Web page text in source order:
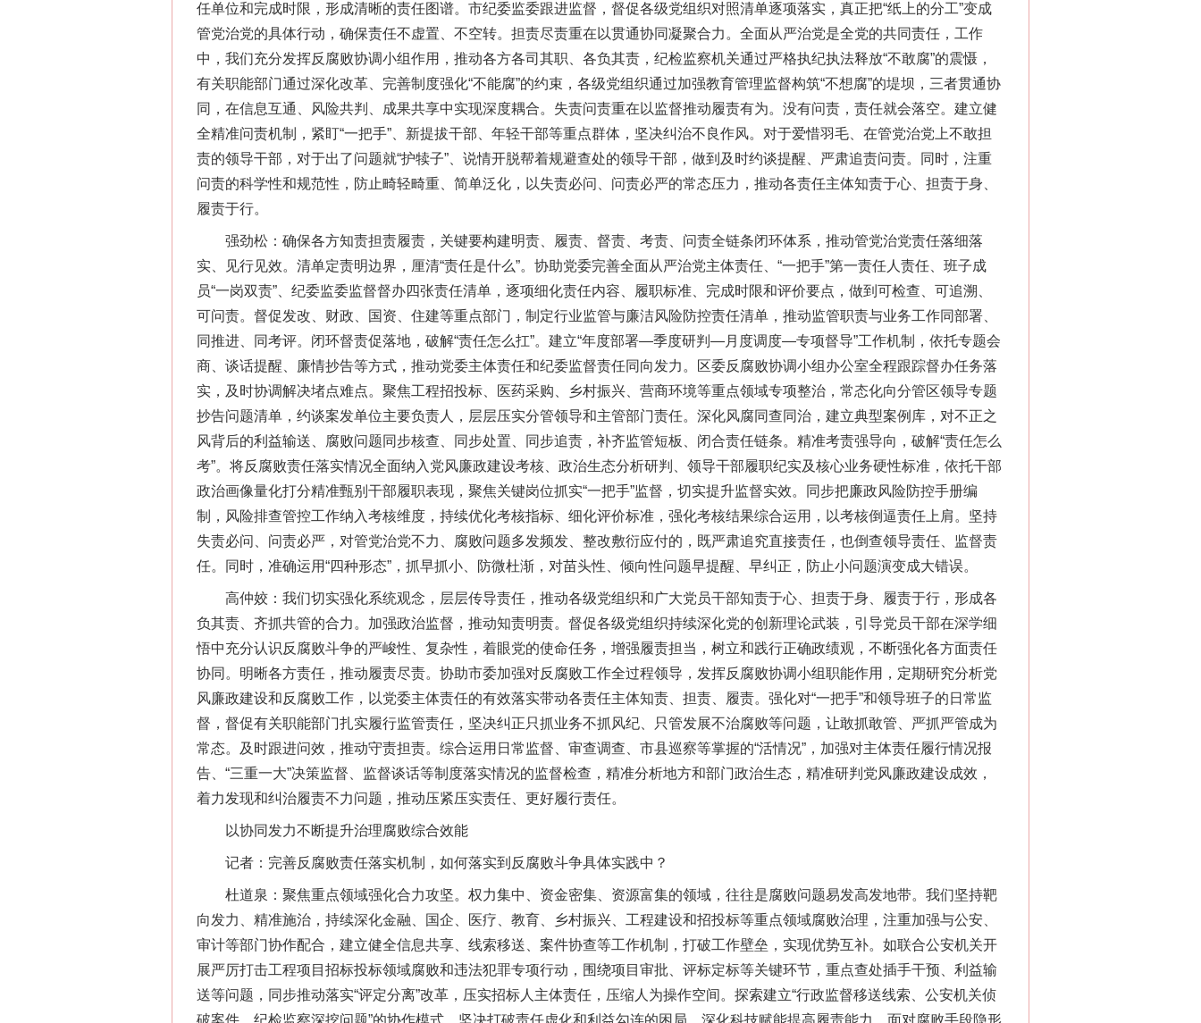
任单位和完成时限，形成清晰的责任图谱。市纪委监委跟进监督，督促各级党组织对照清单逐项落实，真正把“纸上的分工”变成
管党治党的具体行动，确保责任不虚置、不空转。担责尽责重在以贯通协同凝聚合力。全面从严治党是全党的共同责任，工作
中，我们充分发挥反腐败协调小组作用，推动各方各司其职、各负其责，纪检监察机关通过严格执纪执法释放“不敢腐”的震慑，
有关职能部门通过深化改革、完善制度强化“不能腐”的约束，各级党组织通过加强教育管理监督构筑“不想腐”的堤坝，三者贯通协
同，在信息互通、风险共判、成果共享中实现深度耦合。失责问责重在以监督推动履责有为。没有问责，责任就会落空。建立健
全精准问责机制，紧盯“一把手”、新提拔干部、年轻干部等重点群体，坚决纠治不良作风。对于爱惜羽毛、在管党治党上不敢担
责的领导干部，对于出了问题就“护犊子”、说情开脱帮着规避查处的领导干部，做到及时约谈提醒、严肃追责问责。同时，注重
问责的科学性和规范性，防止畸轻畸重、简单泛化，以失责必问、问责必严的常态压力，推动各责任主体知责于心、担责于身、
履责于行。
强劲松：确保各方知责担责履责，关键要构建明责、履责、督责、考责、问责全链条闭环体系，推动管党治党责任落细落
实、见行见效。清单定责明边界，厘清“责任是什么”。协助党委完善全面从严治党主体责任、“一把手”第一责任人责任、班子成
员“一岗双责”、纪委监委监督督办四张责任清单，逐项细化责任内容、履职标准、完成时限和评价要点，做到可检查、可追溯、
可问责。督促发改、财政、国资、住建等重点部门，制定行业监管与廉洁风险防控责任清单，推动监管职责与业务工作同部署、
同推进、同考评。闭环督责促落地，破解“责任怎么扛”。建立“年度部署—季度研判—月度调度—专项督导”工作机制，依托专题会
商、谈话提醒、廉情抄告等方式，推动党委主体责任和纪委监督责任同向发力。区委反腐败协调小组办公室全程跟踪督办任务落
实，及时协调解决堵点难点。聚焦工程招投标、医药采购、乡村振兴、营商环境等重点领域专项整治，常态化向分管区领导专题
抄告问题清单，约谈案发单位主要负责人，层层压实分管领导和主管部门责任。深化风腐同查同治，建立典型案例库，对不正之
风背后的利益输送、腐败问题同步核查、同步处置、同步追责，补齐监管短板、闭合责任链条。精准考责强导向，破解“责任怎么
考”。将反腐败责任落实情况全面纳入党风廉政建设考核、政治生态分析研判、领导干部履职纪实及核心业务硬性标准，依托干部
政治画像量化打分精准甄别干部履职表现，聚焦关键岗位抓实“一把手”监督，切实提升监督实效。同步把廉政风险防控手册编
制，风险排查管控工作纳入考核维度，持续优化考核指标、细化评价标准，强化考核结果综合运用，以考核倒逼责任上肩。坚持
失责必问、问责必严，对管党治党不力、腐败问题多发频发、整改敷衍应付的，既严肃追究直接责任，也倒查领导责任、监督责
任。同时，准确运用“四种形态”，抓早抓小、防微杜渐，对苗头性、倾向性问题早提醒、早纠正，防止小问题演变成大错误。
高仲姣：我们切实强化系统观念，层层传导责任，推动各级党组织和广大党员干部知责于心、担责于身、履责于行，形成各
负其责、齐抓共管的合力。加强政治监督，推动知责明责。督促各级党组织持续深化党的创新理论武装，引导党员干部在深学细
悟中充分认识反腐败斗争的严峻性、复杂性，着眼党的使命任务，增强履责担当，树立和践行正确政绩观，不断强化各方面责任
协同。明晰各方责任，推动履责尽责。协助市委加强对反腐败工作全过程领导，发挥反腐败协调小组职能作用，定期研究分析党
风廉政建设和反腐败工作，以党委主体责任的有效落实带动各责任主体知责、担责、履责。强化对“一把手”和领导班子的日常监
督，督促有关职能部门扎实履行监管责任，坚决纠正只抓业务不抓风纪、只管发展不治腐败等问题，让敢抓敢管、严抓严管成为
常态。及时跟进问效，推动守责担责。综合运用日常监督、审查调查、市县巡察等掌握的“活情况”，加强对主体责任履行情况报
告、“三重一大”决策监督、监督谈话等制度落实情况的监督检查，精准分析地方和部门政治生态，精准研判党风廉政建设成效，
着力发现和纠治履责不力问题，推动压紧压实责任、更好履行责任。
以协同发力不断提升治理腐败综合效能
记者：完善反腐败责任落实机制，如何落实到反腐败斗争具体实践中？
杜道泉：聚焦重点领域强化合力攻坚。权力集中、资金密集、资源富集的领域，往往是腐败问题易发高发地带。我们坚持靶
向发力、精准施治，持续深化金融、国企、医疗、教育、乡村振兴、工程建设和招投标等重点领域腐败治理，注重加强与公安、
审计等部门协作配合，建立健全信息共享、线索移送、案件协查等工作机制，打破工作壁垒，实现优势互补。如联合公安机关开
展严厉打击工程项目招标投标领域腐败和违法犯罪专项行动，围绕项目审批、评标定标等关键环节，重点查处插手干预、利益输
送等问题，同步推动落实“评定分离”改革，压实招标人主体责任，压缩人为操作空间。探索建立“行政监督移送线索、公安机关侦
破案件、纪检监察深挖问题”的协作模式，坚决打破责任虚化和利益勾连的困局。深化科技赋能提高履责能力。面对腐败手段隐形